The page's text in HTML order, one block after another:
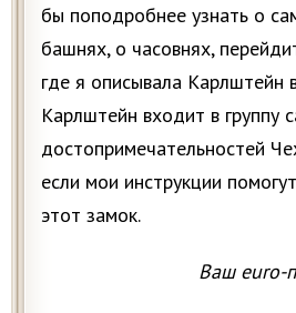
бы поподробнее узнать о
башнях, о часовнях,
где я описывала Карлштейн
Карлштейн входит в группу
достопримечательностей
если мои инструкции
этот замок.
Ваш euro-